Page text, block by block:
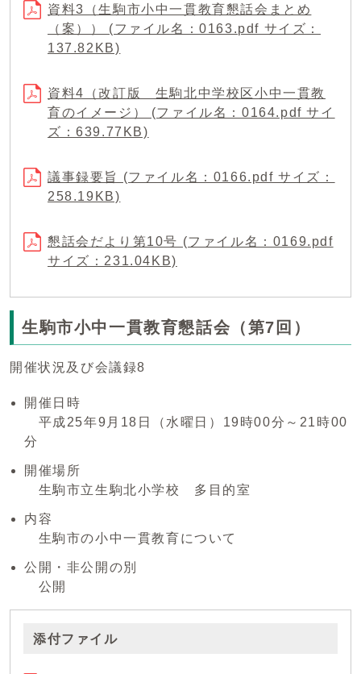
資料3（生駒市小中一貫教育懇話会まとめ
（案）） (ファイル名：0163.pdf サイズ：
137.82KB)
資料4（改訂版 生駒北中学校区小中一貫教
育のイメージ） (ファイル名：0164.pdf サイ
ズ：639.77KB)
議事録要旨 (ファイル名：0166.pdf サイズ：
258.19KB)
懇話会だより第10号 (ファイル名：0169.pdf
サイズ：231.04KB)
生駒市小中一貫教育懇話会（第7回）
開催状況及び会議録8
開催日時
平成25年9月18日（水曜日）19時00分～21時00
分
開催場所
生駒市立生駒北小学校 多目的室
内容
生駒市の小中一貫教育について
公開・非公開の別
公開
添付ファイル